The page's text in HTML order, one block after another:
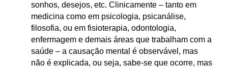
sonhos, desejos, etc. Clinicamente – tanto em
medicina como em psicologia, psicanálise,
filosofia, ou em fisioterapia, odontologia,
enfermagem e demais áreas que trabalham com a
saúde – a causação mental é observável, mas
não é explicada, ou seja, sabe-se que ocorre, mas